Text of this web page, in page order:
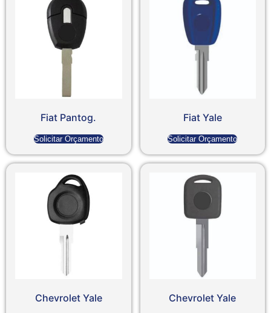
Fiat Pantog.
Solicitar Orçamento
Fiat Yale
Solicitar Orçamento
Chevrolet Yale Chevrolet Yale